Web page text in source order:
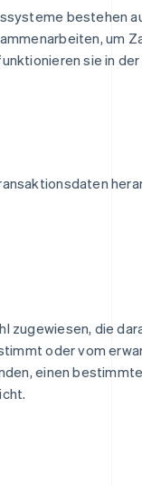
bestehen
um
sie in der
zugewiesen, die
oder vom
einen